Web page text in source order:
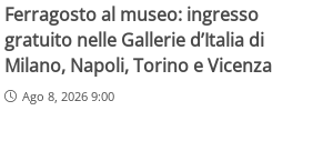
Ferragosto al museo: ingresso
gratuito nelle Gallerie d’Italia di
Milano, Napoli, Torino e Vicenza
Ago 8, 2026 9:00